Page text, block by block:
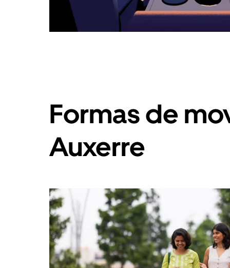
Formas de
Auxerre